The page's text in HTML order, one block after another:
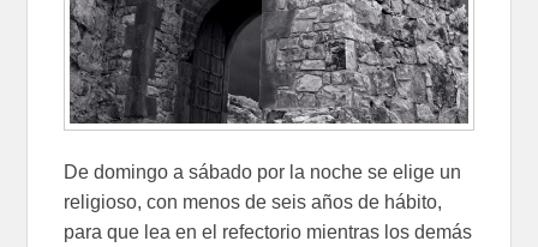
De domingo a sábado por la noche se elige un
religioso, con menos de seis años de hábito,
para que lea en el refectorio mientras los demás